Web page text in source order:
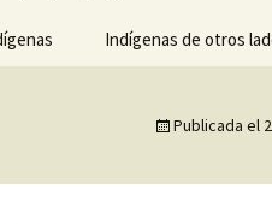
Indígenas de otros
Publicada el